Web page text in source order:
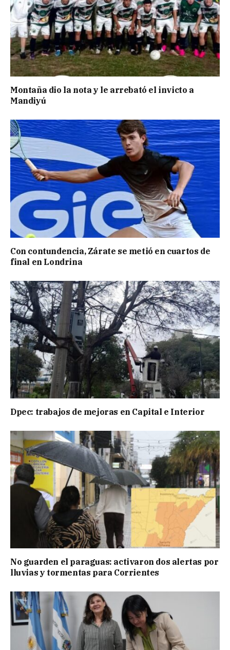
Montaña dio la nota y le arrebató el invicto a
Mandiyú
Con contundencia, Zárate se metió en cuartos de
final en Londrina
Dpec: trabajos de mejoras en Capital e Interior
No guarden el paraguas: activaron dos alertas por
lluvias y tormentas para Corrientes